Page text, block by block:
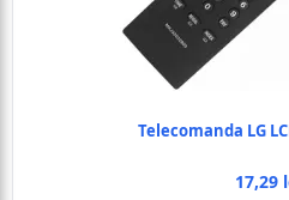
Telecomanda LG
17,29